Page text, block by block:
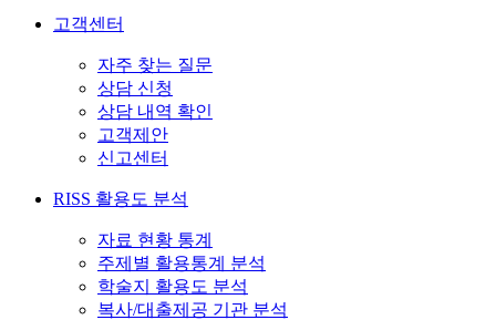
고객센터
자주 찾는 질문
상담 신청
상담 내역 확인
고객제안
신고센터
RISS 활용도 분석
자료 현황 통계
주제별 활용통계 분석
학술지 활용도 분석
복사/대출제공 기관 분석